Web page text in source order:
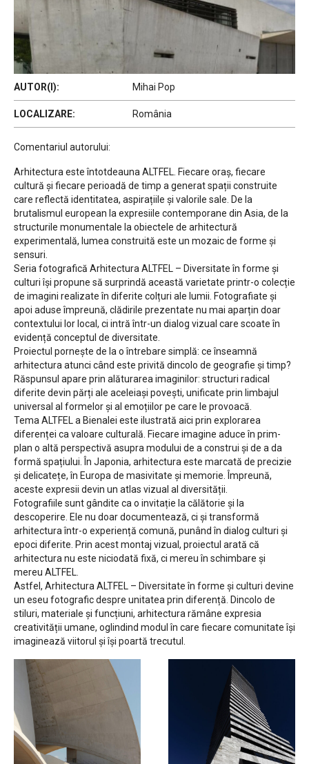
AUTOR(I): Mihai Pop
LOCALIZARE: România
Comentariul autorului:
Arhitectura este întotdeauna ALTFEL. Fiecare oraș, fiecare
cultură și fiecare perioadă de timp a generat spații construite
care reflectă identitatea, aspirațiile și valorile sale. De la
brutalismul european la expresiile contemporane din Asia, de la
structurile monumentale la obiectele de arhitectură
experimentală, lumea construită este un mozaic de forme și
sensuri.
Seria fotografică Arhitectura ALTFEL – Diversitate în forme și
culturi își propune să surprindă această varietate printr-o colecție
de imagini realizate în diferite colțuri ale lumii. Fotografiate și
apoi aduse împreună, clădirile prezentate nu mai aparțin doar
contextului lor local, ci intră într-un dialog vizual care scoate în
evidență conceptul de diversitate.
Proiectul pornește de la o întrebare simplă: ce înseamnă
arhitectura atunci când este privită dincolo de geografie și timp?
Răspunsul apare prin alăturarea imaginilor: structuri radical
diferite devin părți ale aceleiași povești, unificate prin limbajul
universal al formelor și al emoțiilor pe care le provoacă.
Tema ALTFEL a Bienalei este ilustrată aici prin explorarea
diferenței ca valoare culturală. Fiecare imagine aduce în prim-
plan o altă perspectivă asupra modului de a construi și de a da
formă spațiului. În Japonia, arhitectura este marcată de precizie
și delicatețe, în Europa de masivitate și memorie. Împreună,
aceste expresii devin un atlas vizual al diversității.
Fotografiile sunt gândite ca o invitație la călătorie și la
descoperire. Ele nu doar documentează, ci și transformă
arhitectura într-o experiență comună, punând în dialog culturi și
epoci diferite. Prin acest montaj vizual, proiectul arată că
arhitectura nu este niciodată fixă, ci mereu în schimbare și
mereu ALTFEL.
Astfel, Arhitectura ALTFEL – Diversitate în forme și culturi devine
un eseu fotografic despre unitatea prin diferență. Dincolo de
stiluri, materiale și funcțiuni, arhitectura rămâne expresia
creativității umane, oglindind modul în care fiecare comunitate își
imaginează viitorul și își poartă trecutul.